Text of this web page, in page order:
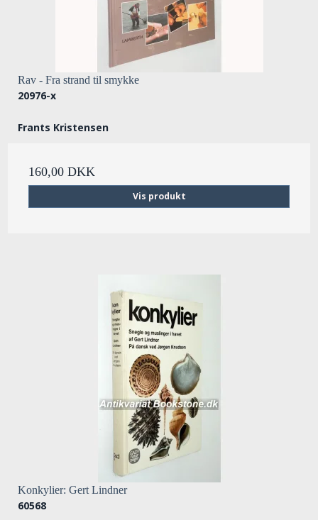
Rav - Fra strand til smykke
20976-x
Frants Kristensen
160,00 DKK
Vis produkt
Konkylier: Gert Lindner
60568